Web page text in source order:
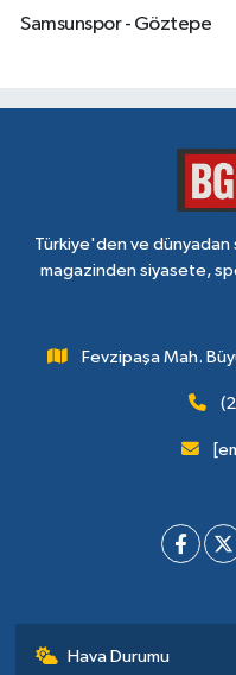
Samsunspor - Göztepe
Türkiye'den ve dünyadan
magazinden siyasete,
Fevzipaşa Mah.
Hava Durumu